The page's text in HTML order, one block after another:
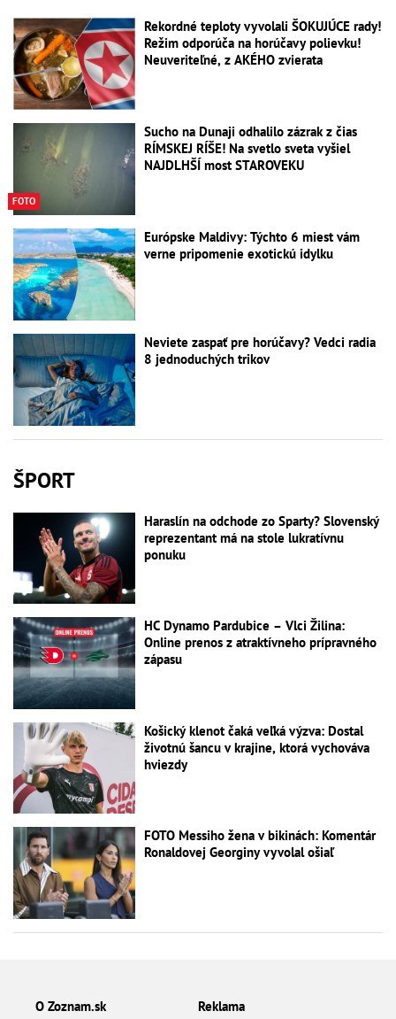
Rekordné teploty vyvolali ŠOKUJÚCE rady!
Režim odporúča na horúčavy polievku!
Neuveriteľné, z AKÉHO zvierata
FOTO
Sucho na Dunaji odhalilo zázrak z čias
RÍMSKEJ RÍŠE! Na svetlo sveta vyšiel
NAJDLHŠÍ most STAROVEKU
Európske Maldivy: Týchto 6 miest vám
verne pripomenie exotickú idylku
Neviete zaspať pre horúčavy? Vedci radia
8 jednoduchých trikov
ŠPORT
Haraslín na odchode zo Sparty? Slovenský
reprezentant má na stole lukratívnu
ponuku
HC Dynamo Pardubice – Vlci Žilina:
Online prenos z atraktívneho prípravného
zápasu
Košický klenot čaká veľká výzva: Dostal
životnú šancu v krajine, ktorá vychováva
hviezdy
FOTO Messiho žena v bikinách: Komentár
Ronaldovej Georginy vyvolal ošiaľ
O Zoznam.sk Reklama